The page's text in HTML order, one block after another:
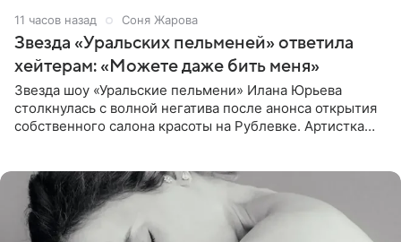
11 часов назад Соня Жарова
Звезда «Уральских пельменей» ответила
хейтерам: «Можете даже бить меня»
Звезда шоу «Уральские пельмени» Илана Юрьева
столкнулась с волной негатива после анонса открытия
собственного салона красоты на Рублевке. Артистка